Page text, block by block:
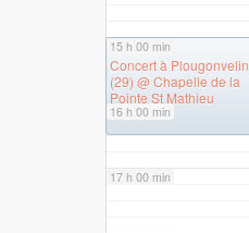
15 h 00 min
16 h 00 min
17 h 00 min
15 h 00 min
Concert à Plougonvelin
(29) @ Chapelle de la
Pointe St Mathieu